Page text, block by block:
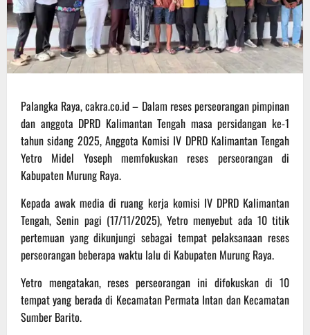
Palangka Raya, cakra.co.id – Dalam reses perseorangan pimpinan
dan anggota DPRD Kalimantan Tengah masa persidangan ke-1
tahun sidang 2025, Anggota Komisi IV DPRD Kalimantan Tengah
Yetro Midel Yoseph memfokuskan reses perseorangan di
Kabupaten Murung Raya.
Kepada awak media di ruang kerja komisi IV DPRD Kalimantan
Tengah, Senin pagi (17/11/2025), Yetro menyebut ada 10 titik
pertemuan yang dikunjungi sebagai tempat pelaksanaan reses
perseorangan beberapa waktu lalu di Kabupaten Murung Raya.
Yetro mengatakan, reses perseorangan ini difokuskan di 10
tempat yang berada di Kecamatan Permata Intan dan Kecamatan
Sumber Barito.